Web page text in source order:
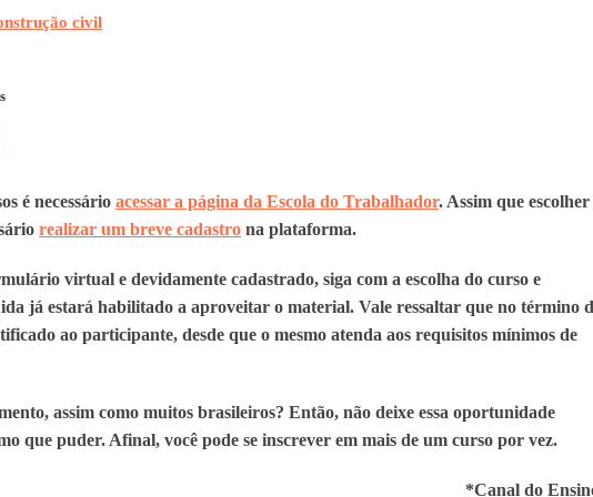
civil
é necessário acessar a página da Escola do Trabalhador. Assim que escolher
realizar um breve cadastro na plataforma.
virtual e devidamente cadastrado, siga com a escolha do curso e
já estará habilitado a aproveitar o material. Vale ressaltar que no término
ao participante, desde que o mesmo atenda aos requisitos mínimos de
assim como muitos brasileiros? Então, não deixe essa oportunidade
que puder. Afinal, você pode se inscrever em mais de um curso por vez.
*Canal do